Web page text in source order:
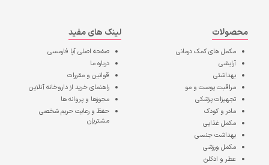
محصولات
مکمل های کمک درمانی
آرایشی
بهداشتی
مراقبت پوست و مو
تجهیزات پزشکی
مادر و کودک
مکمل غذایی
بهداشت جنسی
مکمل ورزشی
عطر و ادکلن
لینک های مفید
صفحه اصلیآپا فارمسی
درباره ما
قوانین و مقررات
راهنمای خرید از داروخانه آنلاین
مجوزها و پروانه ها
حفظ و رعایت حریم شخصی
مشتریان